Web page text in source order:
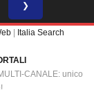
❯
Italia Search
CANALE: unico